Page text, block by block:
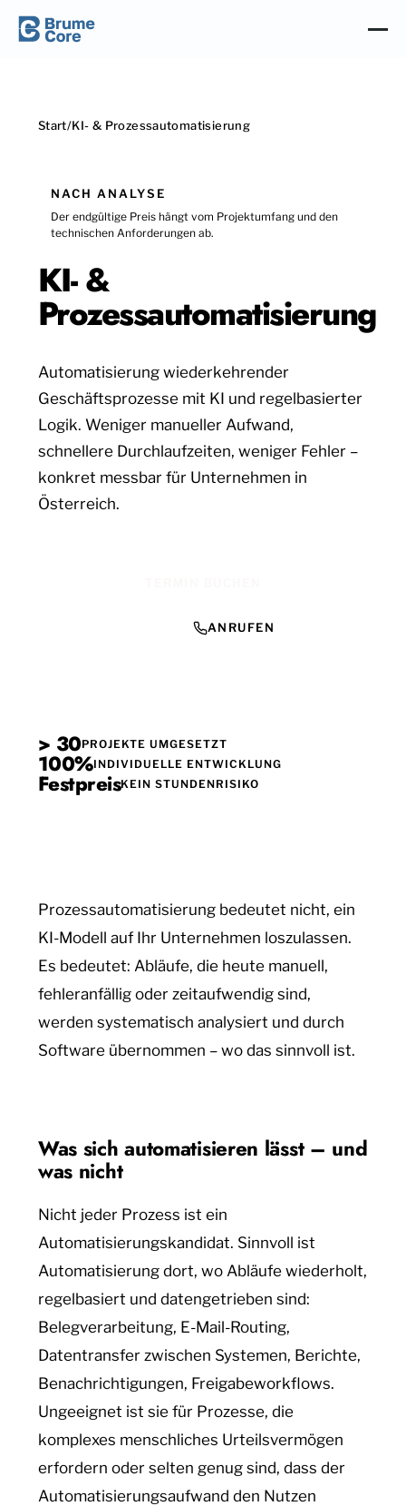
Start/KI- & Prozessautomatisierung
NACH ANALYSE
Der endgültige Preis hängt vom Projektumfang und den
technischen Anforderungen ab.
KI- &
Prozessautomatisierung
Automatisierung wiederkehrender
Geschäftsprozesse mit KI und regelbasierter
Logik. Weniger manueller Aufwand,
schnellere Durchlaufzeiten, weniger Fehler –
konkret messbar für Unternehmen in
Österreich.
ANRUFEN
> 30PROJEKTE UMGESETZT
100%INDIVIDUELLE ENTWICKLUNG
FestpreisKEIN STUNDENRISIKO
Prozessautomatisierung bedeutet nicht, ein
KI-Modell auf Ihr Unternehmen loszulassen.
Es bedeutet: Abläufe, die heute manuell,
fehleranfällig oder zeitaufwendig sind,
werden systematisch analysiert und durch
Software übernommen – wo das sinnvoll ist.
Was sich automatisieren lässt – und
was nicht
Nicht jeder Prozess ist ein
Automatisierungskandidat. Sinnvoll ist
Automatisierung dort, wo Abläufe wiederholt,
regelbasiert und datengetrieben sind:
Belegverarbeitung, E-Mail-Routing,
Datentransfer zwischen Systemen, Berichte,
Benachrichtigungen, Freigabeworkflows.
Ungeeignet ist sie für Prozesse, die
komplexes menschliches Urteilsvermögen
erfordern oder selten genug sind, dass der
Automatisierungsaufwand den Nutzen